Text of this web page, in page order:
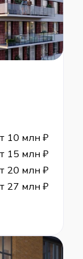
10 млн ₽
15 млн ₽
20 млн ₽
27 млн ₽